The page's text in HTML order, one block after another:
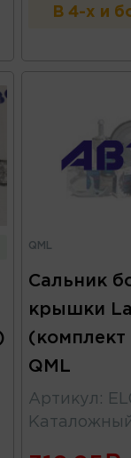
В 4-х и
QML
Сальник
крышки
(комплект
QML
Артикул :